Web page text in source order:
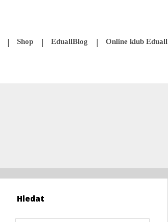
Shop EduallBlog Online klub Eduall
Hledat